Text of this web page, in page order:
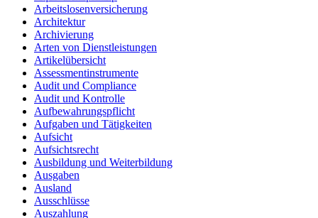
Arbeitslosenversicherung
Architektur
Archivierung
Arten von Dienstleistungen
Artikelübersicht
Assessmentinstrumente
Audit und Compliance
Audit und Kontrolle
Aufbewahrungspflicht
Aufgaben und Tätigkeiten
Aufsicht
Aufsichtsrecht
Ausbildung und Weiterbildung
Ausgaben
Ausland
Ausschlüsse
Auszahlung